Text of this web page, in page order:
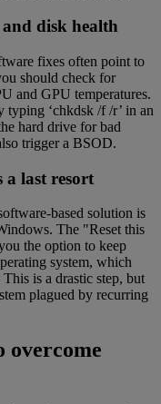
disk health
fixes often point to
should check for
and GPU temperatures.
‘chkdsk /f /r’ in an
hard drive for bad
trigger a BSOD.
a last resort
based solution is
The "Reset this
the option to keep
system, which
is a drastic step, but
plagued by recurring
overcome